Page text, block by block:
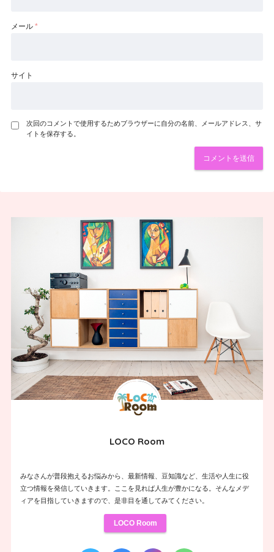
メール *
サイト
次回のコメントで使用するためブラウザーに自分の名前、メールアドレス、サ
イトを保存する。
LOCO Room
みなさんが普段抱えるお悩みから、最新情報、豆知識など、生活や人生に役
立つ情報を発信していきます。ここを見れば人生が豊かになる。そんなメデ
ィアを目指していきますので、是非目を通してみてください。
LOCO Room